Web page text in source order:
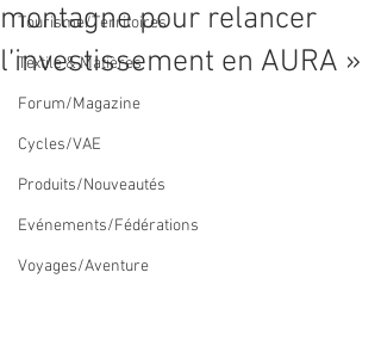
Tourisme/Territoires
Textile & Matières
Forum/Magazine
Cycles/VAE
Produits/Nouveautés
Evénements/Fédérations
Voyages/Aventure
montagne pour relancer
l’investissement en AURA »